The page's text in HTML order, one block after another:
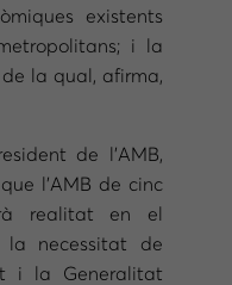
existents
i la
la qual, afirma,
de l’AMB,
l’AMB de cinc
realitat en el
la necessitat de
i la Generalitat